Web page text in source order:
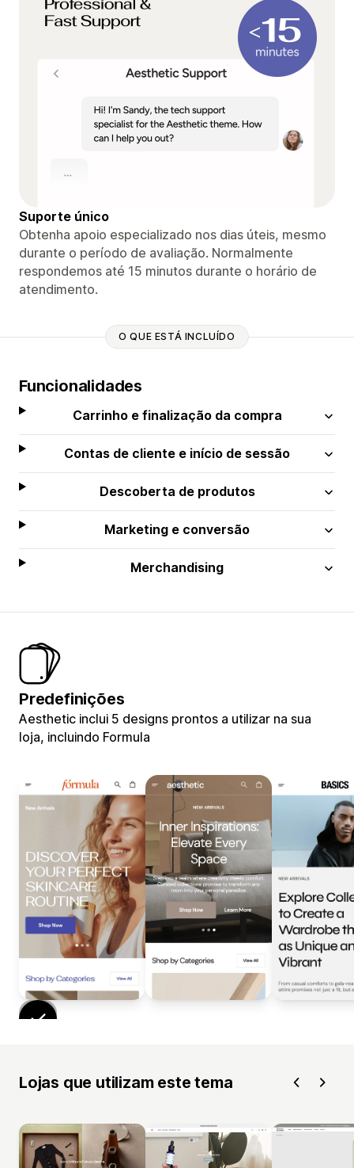
Suporte único
Obtenha apoio especializado nos dias úteis, mesmo
durante o período de avaliação. Normalmente
respondemos até 15 minutos durante o horário de
atendimento.
O QUE ESTÁ INCLUÍDO
Funcionalidades
Carrinho e finalização da compra
Contas de cliente e início de sessão
Descoberta de produtos
Marketing e conversão
Merchandising
Predefinições
Aesthetic inclui 5 designs prontos a utilizar na sua
loja, incluindo Formula
Lojas que utilizam este tema